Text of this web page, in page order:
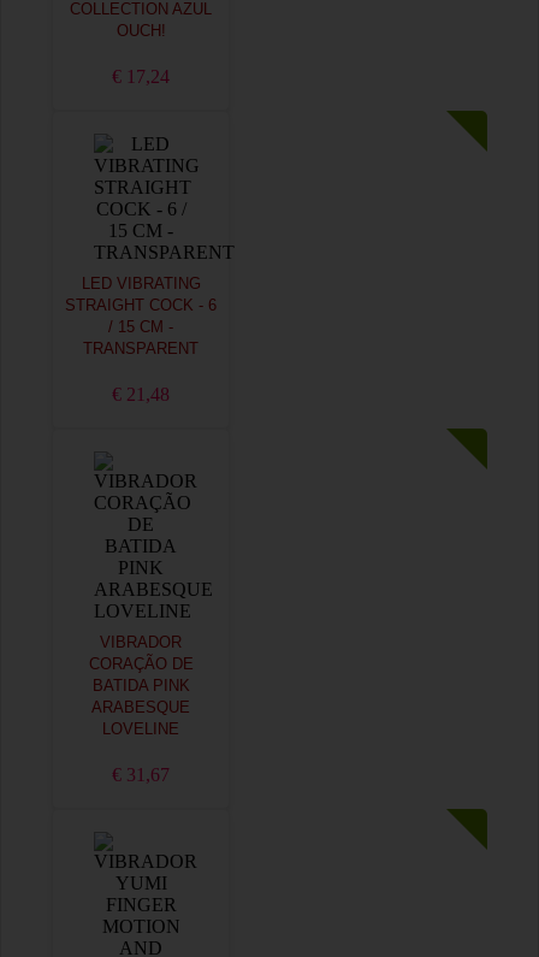
COLLECTION AZUL
OUCH!
€ 17,24
LED VIBRATING
STRAIGHT COCK - 6
/ 15 CM -
TRANSPARENT
€ 21,48
VIBRADOR
CORAÇÃO DE
BATIDA PINK
ARABESQUE
LOVELINE
€ 31,67